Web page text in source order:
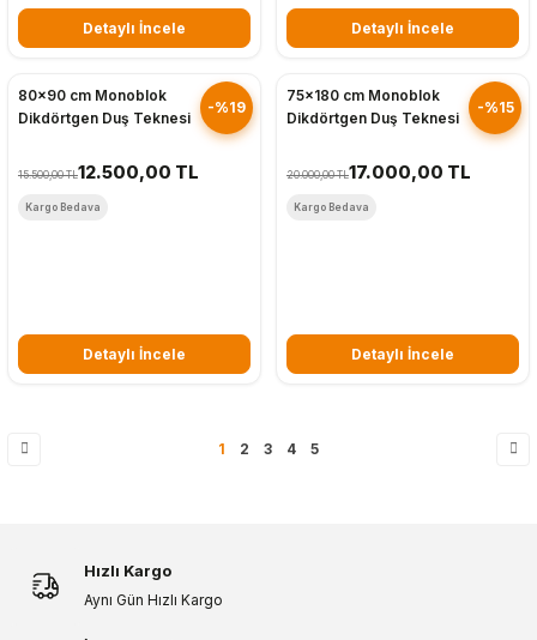
Detaylı İncele Detaylı İncele
-%19
80x90 cm Monoblok
Dikdörtgen Duş Teknesi
15.500,00 TL12.500,00 TL
Kargo Bedava
Detaylı İncele
-%15
75x180 cm Monoblok
Dikdörtgen Duş Teknesi
20.000,00 TL17.000,00 TL
Kargo Bedava
Detaylı İncele
1 2 3 4 5
Hızlı Kargo
Aynı Gün Hızlı Kargo